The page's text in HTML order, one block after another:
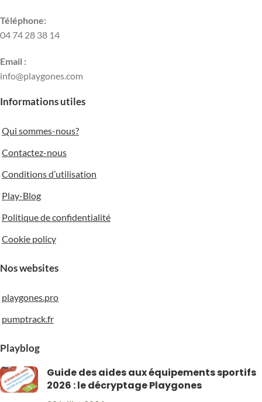
POIDS 37 kg
DIMENSIONS DU PROFIL
COULEUR
Téléphone:
04 74 28 38 14
Email :
info@playgones.com
Informations utiles
Qui sommes-nous?
Contactez-nous
Conditions d’utilisation
Play-Blog
Politique de confidentialité
Cookie policy
Nos websites
playgones.pro
pumptrack.fr
Playblog
Guide des aides aux équipements sportifs
2026 : le décryptage Playgones